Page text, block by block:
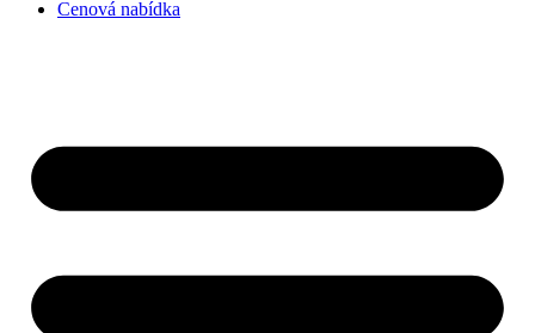
Cenová nabídka